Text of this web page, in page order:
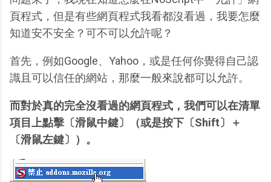
頁程式，但是有些網頁程式我看都沒看過，我要怎麼
知道安不安全？可不可以允許呢？
首先，例如Google、Yahoo，或是任何你覺得自己認
識且可以信任的網站，那麼一般來說都可以允許。
而對於真的完全沒看過的網頁程式，我們可以在清單
項目上點擊〔滑鼠中鍵〕（或是按下〔Shift〕＋
〔滑鼠左鍵〕）。